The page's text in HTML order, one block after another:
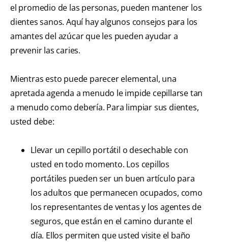
el promedio de las personas, pueden mantener los
dientes sanos. Aquí hay algunos consejos para los
amantes del azúcar que les pueden ayudar a
prevenir las caries.
Mientras esto puede parecer elemental, una
apretada agenda a menudo le impide cepillarse tan
a menudo como debería. Para limpiar sus dientes,
usted debe:
Llevar un cepillo portátil o desechable con
usted en todo momento. Los cepillos
portátiles pueden ser un buen artículo para
los adultos que permanecen ocupados, como
los representantes de ventas y los agentes de
seguros, que están en el camino durante el
día. Ellos permiten que usted visite el baño